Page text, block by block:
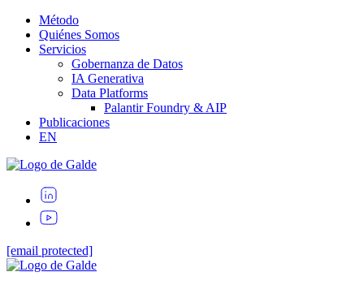
Método
Quiénes Somos
Servicios
Gobernanza de Datos
IA Generativa
Data Platforms
Palantir Foundry & AIP
Publicaciones
EN
[email protected]